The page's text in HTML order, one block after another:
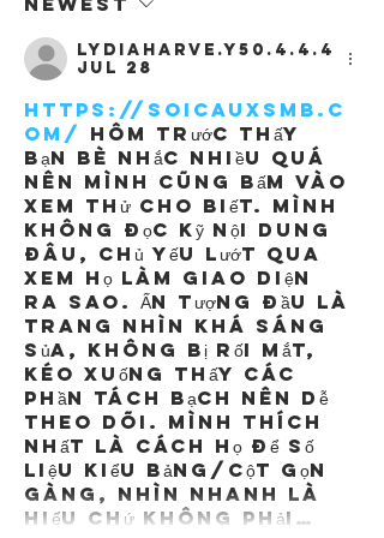
lydiaharve.y50.4.4.4
Jul 28
https://soicauxsmb.c
om/ hôm trước thấy
bạn bè nhắc nhiều quá
nên mình cũng bấm vào
xem thử cho biết. Mình
không đọc kỹ nội dung
đâu, chủ yếu lướt qua
xem họ làm giao diện
ra sao. Ấn tượng đầu là
trang nhìn khá sáng
sủa, không bị rối mắt,
kéo xuống thấy các
phần tách bạch nên dễ
theo dõi. Mình thích
nhất là cách họ để số
liệu kiểu bảng/cột gọn
gàng, nhìn nhanh là
hiểu chứ không phải…